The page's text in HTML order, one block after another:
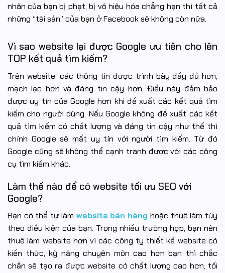
nhân của bạn bị phạt, bị vô hiệu hóa chẳng hạn thì tất cả
những “tài sản” của bạn ở Facebook sẽ không còn nữa.
Vì sao website lại được Google ưu tiên cho lên
TOP kết quả tìm kiếm?
Trên website, các thông tin được trình bày đầy đủ hơn,
mạch lạc hơn và đáng tin cậy hơn. Điều này đảm bảo
được uy tín của Google hơn khi đề xuất các kết quả tìm
kiếm cho người dùng. Nếu Google không đề xuất các kết
quả tìm kiếm có chất lượng và đáng tin cậy như thế thì
chính Google sẽ mất uy tín với người tìm kiếm. Từ đó
Google cũng sẽ không thể cạnh tranh được với các công
cụ tìm kiếm khác.
Làm thế nào để có website tối ưu SEO với
Google?
Bạn có thể tự làm website bán hàng hoặc thuê làm tùy
theo điều kiện của bạn. Trong nhiều trường hợp, bạn nên
thuê làm website hơn vì các công ty thiết kế website có
kiến thức, kỹ năng chuyên môn cao hơn bạn thì chắc
chắn sẽ tạo ra được website có chất lượng cao hơn, tối